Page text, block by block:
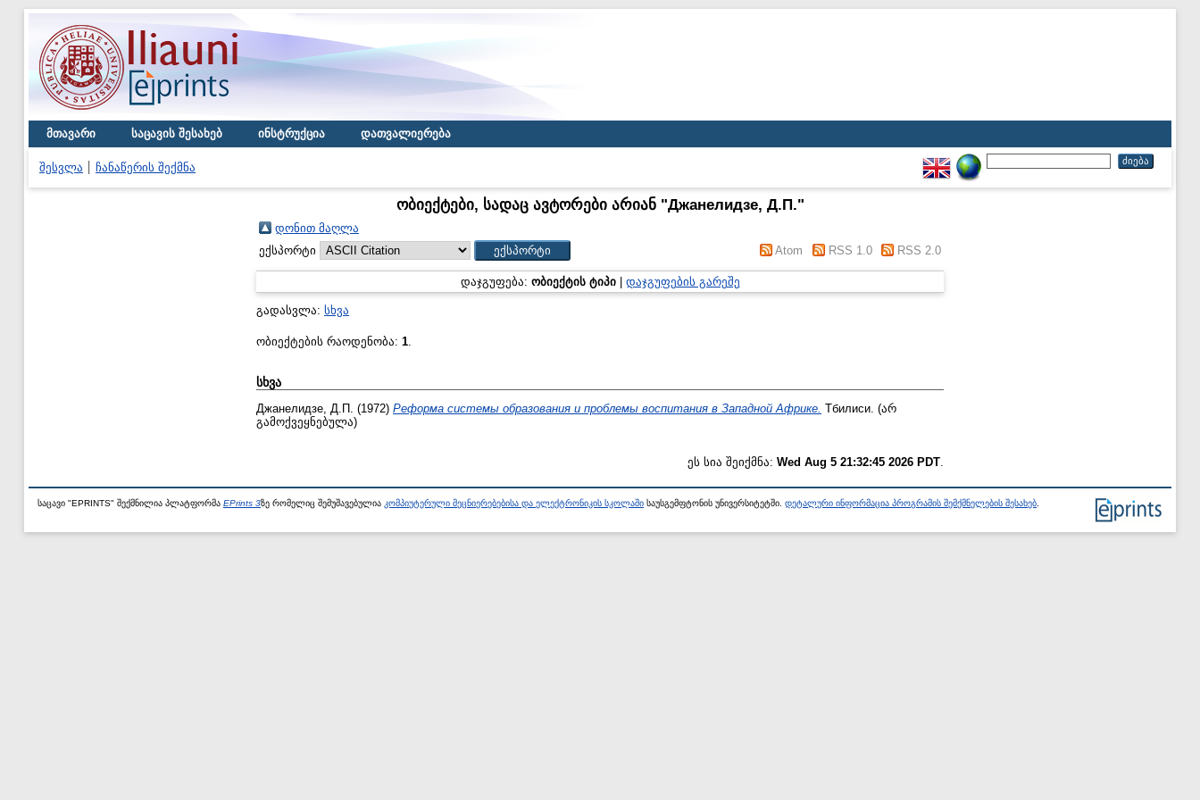
მთავარი საცავის შესახებ ინსტრუქცია დათვალიერება
შესვლა ჩანაწერის შექმნა
ობიექტები, სადაც ავტორები არიან "Джанелидзе, Д.П."
დონით მაღლა
ექსპორტი
Atom RSS 1.0 RSS 2.0
დაჯგუფება: ობიექტის ტიპი| დაჯგუფების გარეშე
გადასვლა: სხვა
ობიექტების რაოდენობა: 1.
სხვა
Джанелидзе, Д.П. (1972) Реформа системы образования и проблемы воспитания в Западной Африке. Тбилиси. (არ
გამოქვეყნებულა)
ეს სია შეიქმნა: Wed Aug 5 21:32:45 2026 PDT
საცავი "EPRINTS" შექმნილია პლატფორმა EPrints 3ზე რომელიც შემუშავებულია კომპიუტერული მეცნიერებებისა და ელექტრონიკის სკოლაში საუსგემფტონის უნივერსიტეტში. დეტალური ინფორმაცია პროგრამის შემქმნელების შესახებ